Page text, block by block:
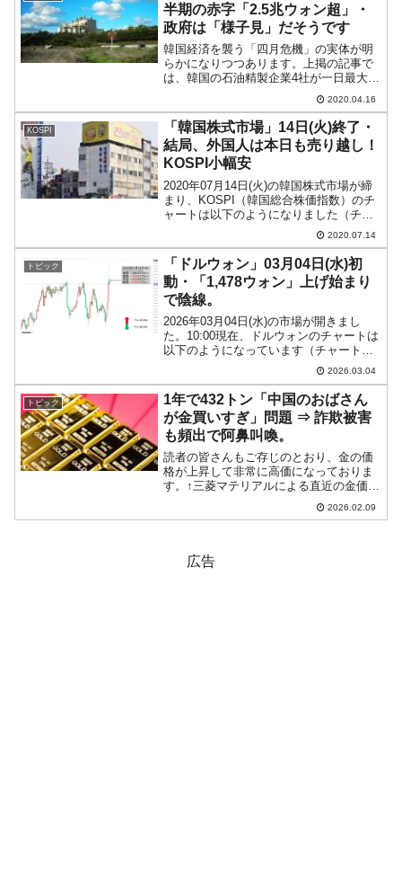
半期の赤字「2.5兆ウォン超」・
政府は「様子見」だそうです
韓国経済を襲う「四月危機」の実体が明
らかになりつつあります。上掲の記事で
は、韓国の石油精製企業4社が一日最大
700億ウォン（約62億円）もの営業損失
を出していることをご紹介しました。こ
の続報のような記事が、韓国メディア
『毎日経済（日本語版）...
2020.04.16
KOSPI
「韓国株式市場」14日(火)終了・
結局、外国人は本日も売り越し！
KOSPI小幅安
2020年07月14日(火)の韓国株式市場が締
まり、KOSPI（韓国総合株価指数）のチ
ャートは以下のようになりました（チャ
ートは『Investing.com』より引用）。一
時「2,165」まで下落しましたが、上昇し
陽線となりました。ただし、...
2020.07.14
トピック
「ドルウォン」03月04日(水)初
動・「1,478ウォン」上げ始まり
で陰線。
2026年03月04日(水)の市場が開きまし
た。10:00現在、ドルウォンのチャートは
以下のようになっています（チャートは
『Investing.com』より引用）。これから
ローソク足の調整が入るでしょうが、前
日は面白いローソク足になりました...
2026.03.04
トピック
1年で432トン「中国のおばさん
が金買いすぎ」問題 ⇒ 詐欺被害
も頻出で阿鼻叫喚。
読者の皆さんもご存じのとおり、金の価
格が上昇して非常に高価になっておりま
す。↑三菱マテリアルによる直近の金価格
推移。2026年01月28〜29日頃には金価格
が史上最高水準付近に到達しましたが、
2026.02.09
広告